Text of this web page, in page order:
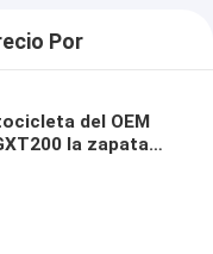
Por
del OEM
la zapata